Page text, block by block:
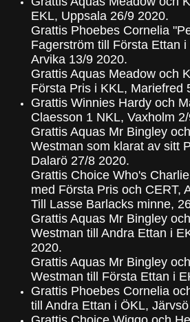
EKL, Uppsala 26/9 2020.
Grattis Phoebes Cornelia
Fagerström till Första Ettan
Arvika 13/9 2020.
Grattis Aquas Meadow och
Första Pris i KKL, Mariefred
Grattis Winnies Hardy och
Claesson 1 NKL, Vaxholm
Grattis Aquas Mr Bingley
Westman som klarat av sitt
Dalarö 27/8 2020.
Grattis Choice Who's
med Första Pris och CERT,
Till Lasse Barlacks minne,
Grattis Aquas Mr Bingley
Westman till Andra Ettan i
2020.
Grattis Aquas Mr Bingley
Westman till Första Ettan i
Grattis Phoebes Cornelia
till Andra Ettan i ÖKL,